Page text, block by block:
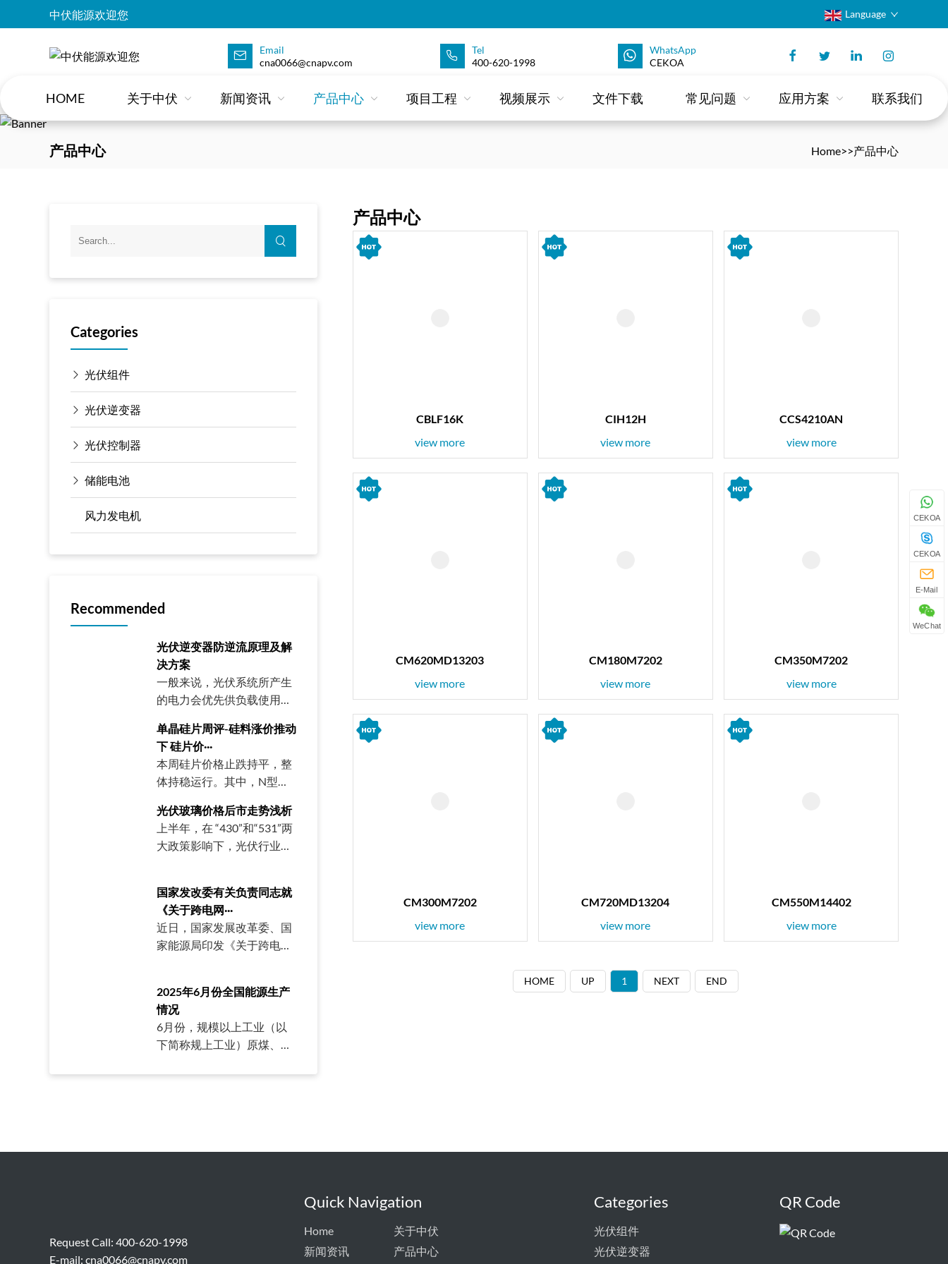
中伏能源欢迎您 Language
Email
cna0066@cnapv.com
Tel
400-620-1998
WhatsApp
CEKOA
HOME 关于中伏 新闻资讯 产品中心 项目工程 视频展示 文件下载 常见问题 应用方案 联系我们
产品中心 Home>>产品中心
Categories
光伏组件
光伏逆变器
光伏控制器
储能电池
风力发电机
Recommended
光伏逆变器防逆流原理及解
决方案
一般来说，光伏系统所产生
的电力会优先供负载使用，
量时，就会有反方向的电力
流入电网，即“逆向电流”。
电网对光伏发电上网有严格
规定，未经许可的逆功率上
网将面临相关处罚。同时，
对于无需上网的光伏项目，
防逆流保护是实现绿色能源
解决方案又
单晶硅片周评-硅料涨价推动
下 硅片价···
本周硅片价格止跌持平，整
体持稳运行。其中，N型
(182*183.75mm/130μm)成
交均价在0.86元/片，环比上
周持平；N型G12R单晶硅片
均价在1.00元/片，环比上周
持平；N型G12单晶硅片
(210*210 mm/130μm)成交
均价在1.19元/片，环比上周
且下游电池
光伏玻璃价格后市走势浅析
上半年，在 “430”和“531”两
大政策影响下，光伏行业出
库，价格也出现明显抬升，
年初堵窑冷修的光伏玻璃产
线陆续恢复生产，以及部分
新增玻璃产线投产，市场供
结束，市场降温、组件排产
下降，导致下游对光伏玻璃
需求减弱，光伏玻璃行业呈
现累库降价
国家发改委有关负责同志就
《关于跨电网···
近日，国家发展改革委、国
家能源局印发《关于跨电网
〔2025〕915号，以下简称
《方案》）。国家发展改革
委有关负责同志就《方案》
接受采访，回答了记者提
2025年6月份全国能源生产
情况
6月份，规模以上工业（以
下简称规上工业）原煤、原
增速加快。一、电力生产情
1.7%，增速比5月份加快1.2
数原因，日均发电量
产品中心
CBLF16K
view more
CIH12H
view more
CCS4210AN
view more
CM620MD13203
view more
CM180M7202
view more
CM350M7202
view more
CM300M7202
view more
CM720MD13204
view more
CM550M14402
view more
HOME UP 1 NEXT END
Request Call: 400-620-1998
E-mail: cna0066@cnapv.com
Quick Navigation
Home
关于中伏
新闻资讯
产品中心
Categories
光伏组件
光伏逆变器
QR Code
CEKOA
CEKOA
E-Mail
WeChat